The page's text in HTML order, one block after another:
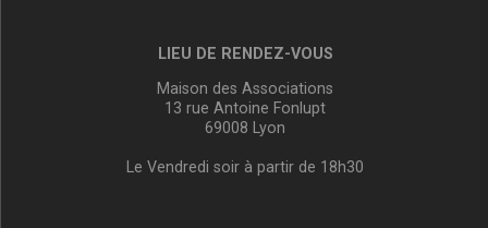
LIEU DE RENDEZ-VOUS
Maison des Associations
13 rue Antoine Fonlupt
69008 Lyon
Le Vendredi soir à partir de 18h30